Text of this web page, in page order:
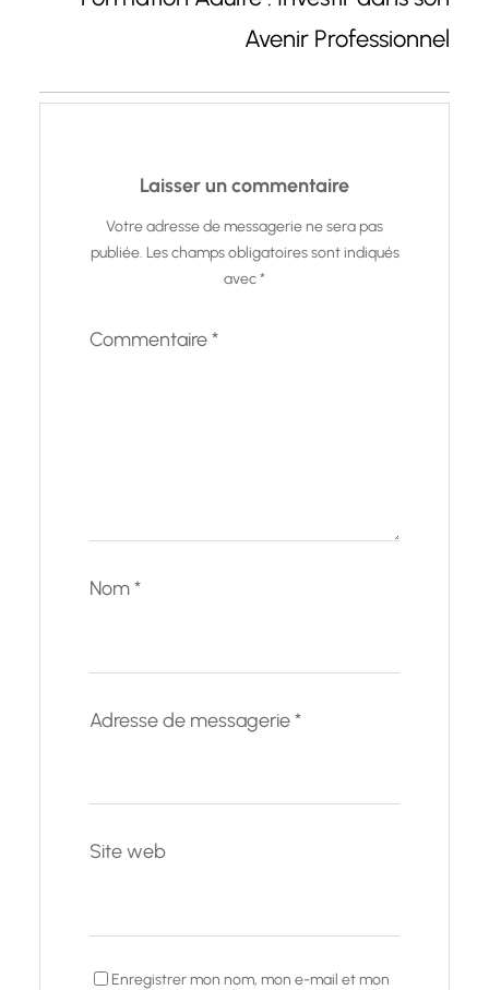
Avenir Professionnel
Laisser un commentaire
Votre adresse de messagerie ne sera pas
publiée. Les champs obligatoires sont indiqués
avec*
Commentaire*
Nom*
Adresse de messagerie*
Site web
Enregistrer mon nom, mon e-mail et mon